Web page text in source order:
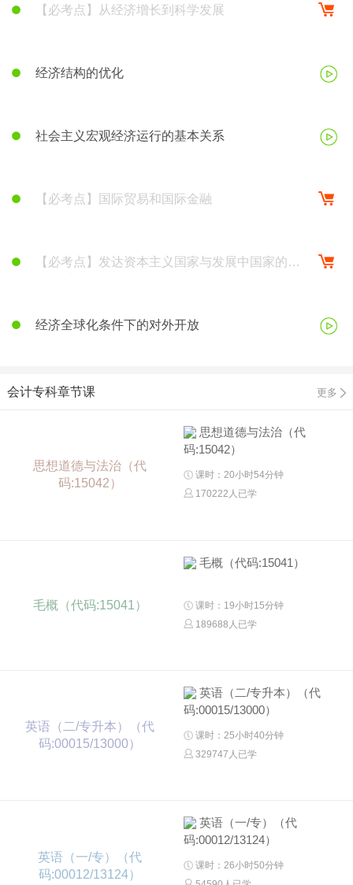
【必考点】从经济增长到科学发展
经济结构的优化
社会主义宏观经济运行的基本关系
【必考点】国际贸易和国际金融
【必考点】发达资本主义国家与发展中国家的经
经济全球化条件下的对外开放
会计专科章节课 更多
思想道德与法治（代
码:15042）
思想道德与法治（代
码:15042）
课时：20小时54分钟
170222人已学
毛概（代码:15041）
毛概（代码:15041）
课时：19小时15分钟
189688人已学
英语（二/专升本）（代
码:00015/13000）
英语（二/专升本）（代
码:00015/13000）
课时：25小时40分钟
329747人已学
英语（一/专）（代
码:00012/13124）
英语（一/专）（代
码:00012/13124）
课时：26小时50分钟